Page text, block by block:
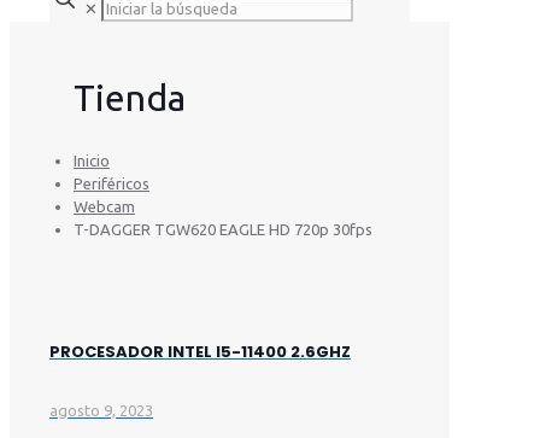
✕
Tienda
Inicio
Periféricos
Webcam
T-DAGGER TGW620 EAGLE HD 720p 30fps
PROCESADOR INTEL I5-11400 2.6GHZ
agosto 9, 2023